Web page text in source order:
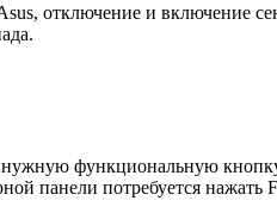
отключение и включение
функциональную
панели потребуется нажать